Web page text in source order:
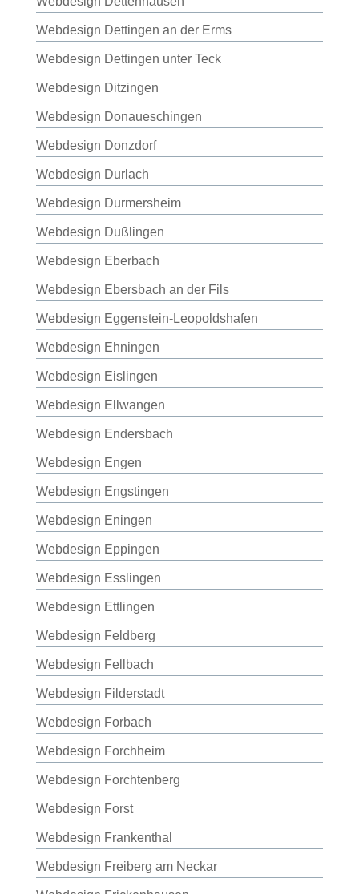
Webdesign Dettingen an der Erms
Webdesign Dettingen unter Teck
Webdesign Ditzingen
Webdesign Donaueschingen
Webdesign Donzdorf
Webdesign Durlach
Webdesign Durmersheim
Webdesign Dußlingen
Webdesign Eberbach
Webdesign Ebersbach an der Fils
Webdesign Eggenstein-Leopoldshafen
Webdesign Ehningen
Webdesign Eislingen
Webdesign Ellwangen
Webdesign Endersbach
Webdesign Engen
Webdesign Engstingen
Webdesign Eningen
Webdesign Eppingen
Webdesign Esslingen
Webdesign Ettlingen
Webdesign Feldberg
Webdesign Fellbach
Webdesign Filderstadt
Webdesign Forbach
Webdesign Forchheim
Webdesign Forchtenberg
Webdesign Forst
Webdesign Frankenthal
Webdesign Freiberg am Neckar